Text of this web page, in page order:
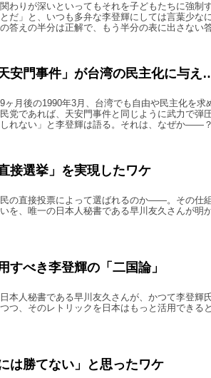
わりが深いといってもそれを子どもたちに強制
だ」と、いつも多弁な李登輝にしては言葉少な
答えの半分は正解で、もう半分の表に出さない
安門事件」が台湾の民主化に与え
ヶ月後の1990年3月、台湾でも自由や民主化を求
党であれば、天安門事件と同じように武力で弾
れない」と李登輝は語る。それは、なぜか――？
接選挙」を実現したワケ
の直接投票によって選ばれるのか――。その仕
を、唯一の日本人秘書である早川友久さんが明か
すべき李登輝の「二国論」
本人秘書である早川友久さんが、かつて李登輝
つ、そのレトリックを日本はもっと活用できる
は勝てない」と思ったワケ